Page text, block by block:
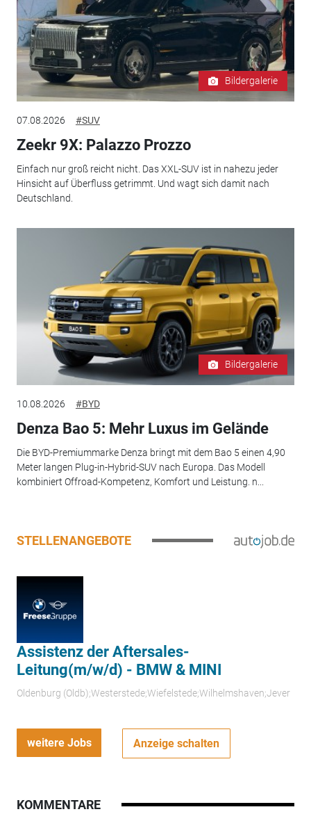
Bildergalerie
07.08.2026 #SUV
Zeekr 9X: Palazzo Prozzo
Einfach nur groß reicht nicht. Das XXL-SUV ist in nahezu jeder
Hinsicht auf Überfluss getrimmt. Und wagt sich damit nach
Deutschland.
Bildergalerie
10.08.2026 #BYD
Denza Bao 5: Mehr Luxus im Gelände
Die BYD-Premiummarke Denza bringt mit dem Bao 5 einen 4,90
Meter langen Plug-in-Hybrid-SUV nach Europa. Das Modell
kombiniert Offroad-Kompetenz, Komfort und Leistung. n...
STELLENANGEBOTE
Assistenz der Aftersales-
Leitung(m/w/d) - BMW & MINI
Oldenburg (Oldb);Westerstede;Wiefelstede;Wilhelmshaven;Jever
weitere Jobs Anzeige schalten
KOMMENTARE